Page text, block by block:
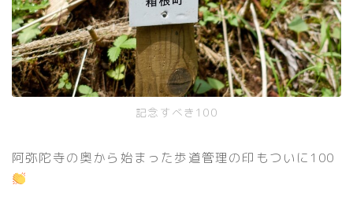
記念すべき100
阿弥陀寺の奥から始まった歩道管理の印もついに100